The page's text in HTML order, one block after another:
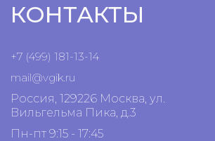
КОНТАКТЫ
+7 (499) 181-13-14
mail@vgik.ru
Россия, 129226 Москва, ул.
Вильгельма Пика, д.3
Пн-пт 9:15 - 17:45